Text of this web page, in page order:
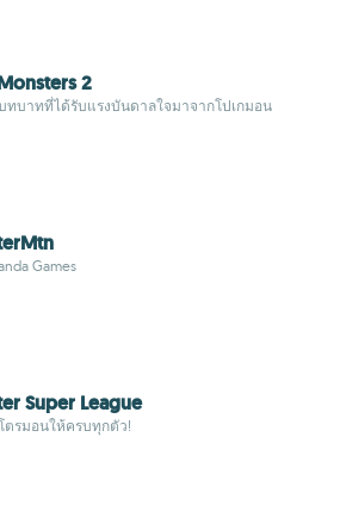
2
ทบาทที่ได้รับแรงบันดาลใจมาจากโปเกมอน
Games
Super League
ตรมอนให้ครบทุกตัว!